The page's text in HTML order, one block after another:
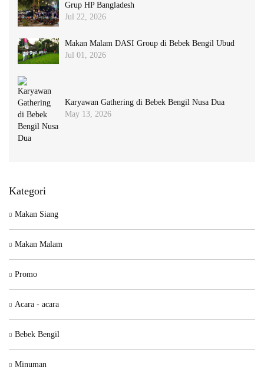
Grup HP Bangladesh
Jul 22, 2026
Makan Malam DASI Group di Bebek Bengil Ubud
Jul 01, 2026
Karyawan Gathering di Bebek Bengil Nusa Dua
May 13, 2026
Kategori
Makan Siang
Makan Malam
Promo
Acara - acara
Bebek Bengil
Minuman